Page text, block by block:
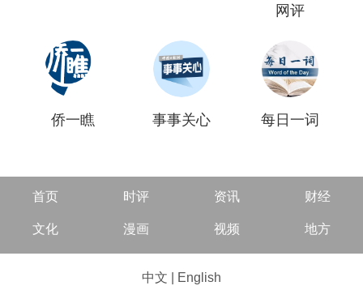
网评
侨一瞧 事事关心 每日一词
首页 时评 资讯 财经
文化 漫画 视频 地方
中文 English